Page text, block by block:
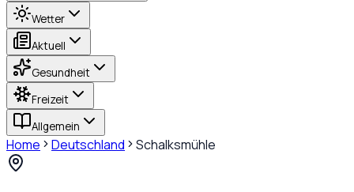
Wetter
Aktuell
Gesundheit
Freizeit
Allgemein
Home Deutschland Schalksmühle